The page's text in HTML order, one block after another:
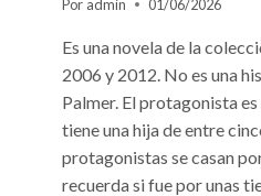
Por admin 01/06/2026
Es una novela de la
2006 y 2012. No es una
Palmer. El protagonista
tiene una hija de entre
protagonistas se casan
recuerda si fue por unas